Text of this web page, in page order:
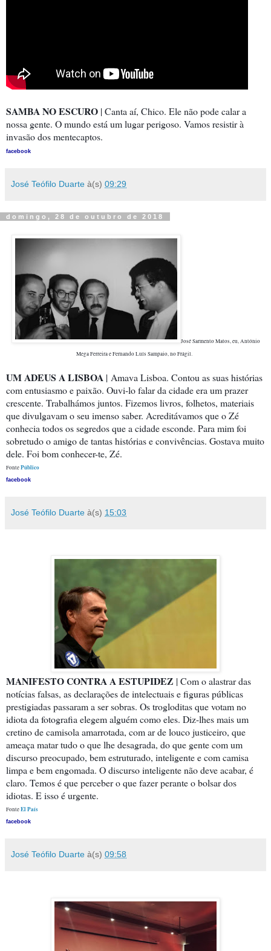
SAMBA NO ESCURO | Canta aí, Chico. Ele não pode calar a
nossa gente. O mundo está um lugar perigoso. Vamos resistir à
invasão dos mentecaptos.
facebook
José Teófilo Duarte à(s) 09:29
domingo, 28 de outubro de 2018
José Sarmento Matos, eu, António
Mega Ferreira e Fernando Luís Sampaio, no Frágil.
UM ADEUS A LISBOA | Amava Lisboa. Contou as suas histórias
com entusiasmo e paixão. Ouvi-lo falar da cidade era um prazer
crescente. Trabalhámos juntos. Fizemos livros, folhetos, materiais
que divulgavam o seu imenso saber. Acreditávamos que o Zé
conhecia todos os segredos que a cidade esconde. Para mim foi
sobretudo o amigo de tantas histórias e convivências. Gostava muito
dele. Foi bom conhecer-te, Zé.
FontePúblico
facebook
José Teófilo Duarte à(s) 15:03
MANIFESTO CONTRA A ESTUPIDEZ | Com o alastrar das
notícias falsas, as declarações de intelectuais e figuras públicas
prestigiadas passaram a ser sobras. Os trogloditas que votam no
idiota da fotografia elegem alguém como eles. Diz-lhes mais um
cretino de camisola amarrotada, com ar de louco justiceiro, que
ameaça matar tudo o que lhe desagrada, do que gente com um
discurso preocupado, bem estruturado, inteligente e com camisa
limpa e bem engomada. O discurso inteligente não deve acabar, é
claro. Temos é que perceber o que fazer perante o bolsar dos
idiotas. E isso é urgente.
FonteEl País
facebook
José Teófilo Duarte à(s) 09:58